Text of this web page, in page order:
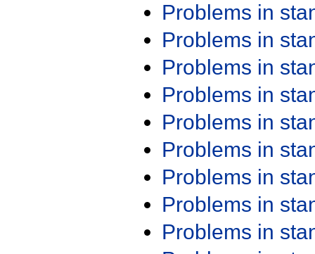
Problems in
Problems in
Problems in
Problems in
Problems in
Problems in
Problems in
Problems in
Problems in